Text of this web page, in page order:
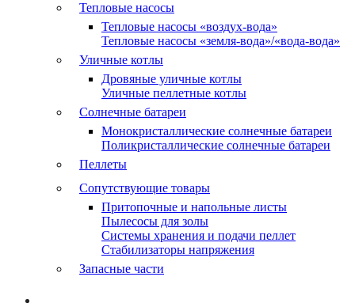
Тепловые насосы
Тепловые насосы «воздух-вода»
Тепловые насосы «земля-вода»/«вода-вода»
Уличные котлы
Дровяные уличные котлы
Уличные пеллетные котлы
Солнечные батареи
Монокристаллические солнечные батареи
Поликристаллические солнечные батареи
Пеллеты
Сопутствующие товары
Притопочные и напольные листы
Пылесосы для золы
Системы хранения и подачи пеллет
Стабилизаторы напряжения
Запасные части